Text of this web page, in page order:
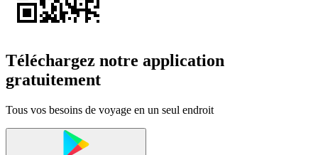
Téléchargez notre application
gratuitement
Tous vos besoins de voyage en un seul endroit